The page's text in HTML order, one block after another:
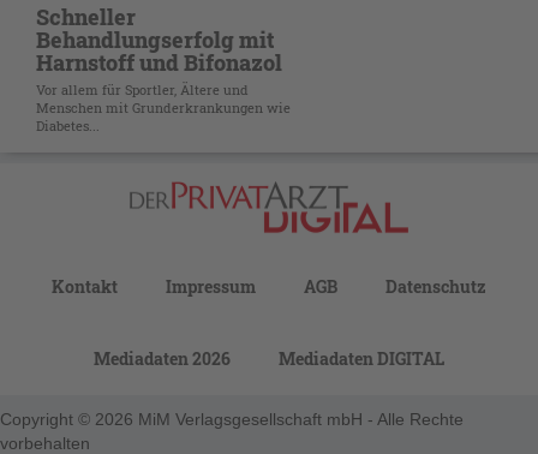
Schneller
Behandlungserfolg mit
Harnstoff und Bifonazol
Vor allem für Sportler, Ältere und
Menschen mit Grunderkrankungen wie
Diabetes...
Kontakt Impressum AGB Datenschutz
Mediadaten 2026 Mediadaten DIGITAL
Copyright © 2026 MiM Verlagsgesellschaft mbH - Alle Rechte
vorbehalten